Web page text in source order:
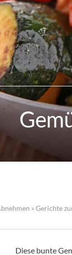
»Gerichte
Diese bunte